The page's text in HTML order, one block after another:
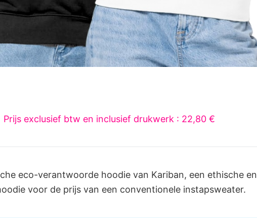
Prijs exclusief btw en inclusief drukwerk : 22,80 €
eco-verantwoorde hoodie van Kariban, een ethische en
voor de prijs van een conventionele instapsweater.